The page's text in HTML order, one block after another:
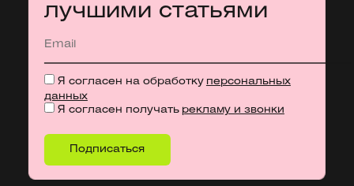
лучшими статьями
Я согласен на обработку персональных
данных
Я согласен получать рекламу и звонки